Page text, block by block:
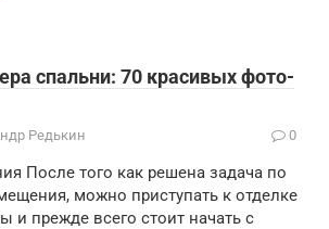
спальни: 70 красивых фото-
Редькин 0
После того как решена задача по
можно приступать к отделке
и прежде всего стоит начать с